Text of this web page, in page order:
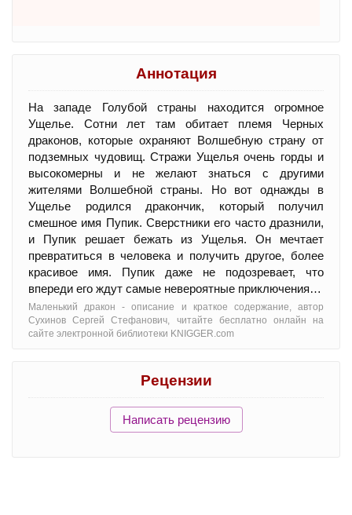
Аннотация
На западе Голубой страны находится огромное
Ущелье. Сотни лет там обитает племя Черных
драконов, которые охраняют Волшебную страну от
подземных чудовищ. Стражи Ущелья очень горды и
высокомерны и не желают знаться с другими
жителями Волшебной страны. Но вот однажды в
Ущелье родился дракончик, который получил
смешное имя Пупик. Сверстники его часто дразнили,
и Пупик решает бежать из Ущелья. Он мечтает
превратиться в человека и получить другое, более
красивое имя. Пупик даже не подозревает, что
впереди его ждут самые невероятные приключения…
Маленький дракон - oписание и краткое содержание, автор
Сухинов Сергей Стефанович, читайте бесплатно онлайн на
сайте электронной библиотеки KNIGGER.com
Рецензии
Написать рецензию